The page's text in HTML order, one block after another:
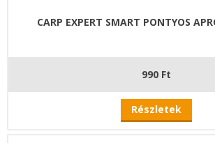
CARP EXPERT SMART PONTYOS
990 Ft
Részletek